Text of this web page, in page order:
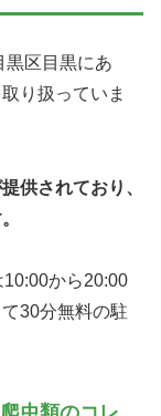
黒区目黒にあ
り扱っていま
供されており、
から20:00
30分無料の駐